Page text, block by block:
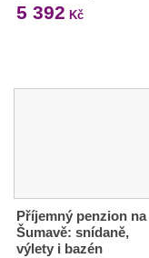
5 392 Kč
Příjemný penzion na
Šumavě: snídaně,
výlety i bazén